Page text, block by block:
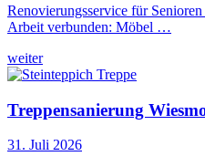
Renovierungsservice für
Arbeit verbunden: Möbel …
weiter
Treppensanierung
31. Juli 2026